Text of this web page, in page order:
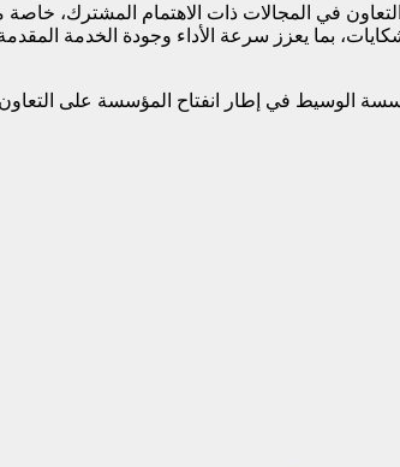
في المجالات ذات الاهتمام المشترك،
بما يعزز سرعة الأداء وجودة الخدمة